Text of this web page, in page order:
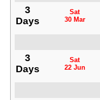
3
Days
Sat
30 Mar
3
Days
Sat
22 Jun